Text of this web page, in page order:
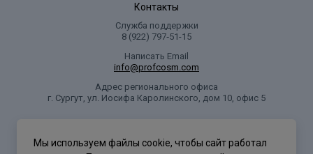
Контакты
Служба поддержки
8 (922) 797‑51-15
Написать Email
info@profcosm.com
Адрес регионального офиса
г. Сургут, ул. Иосифа Каролинского, дом 10, офис 5
Мы используем файлы cookie, чтобы сайт работал